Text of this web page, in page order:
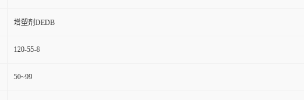
增塑剂DEDB
120-55-8
50~99